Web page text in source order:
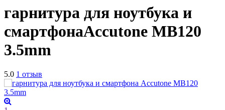
гарнитура для ноутбука и
смартфонаAccutone MB120
3.5mm
5.0 1 отзыв